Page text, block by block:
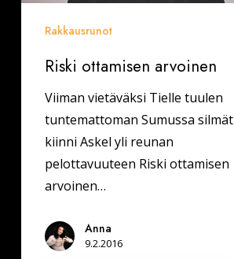
Rakkausrunot
Riski ottamisen arvoinen
Viiman vietäväksi Tielle tuulen
tuntemattoman Sumussa silmät
kiinni Askel yli reunan
pelottavuuteen Riski ottamisen
arvoinen…
Anna
9.2.2016